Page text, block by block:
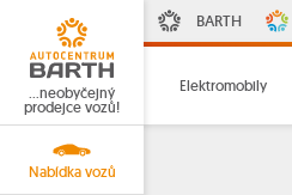
…neobyčejný
prodejce vozů!
Nabídka vozů
BARTH
Elektromobily